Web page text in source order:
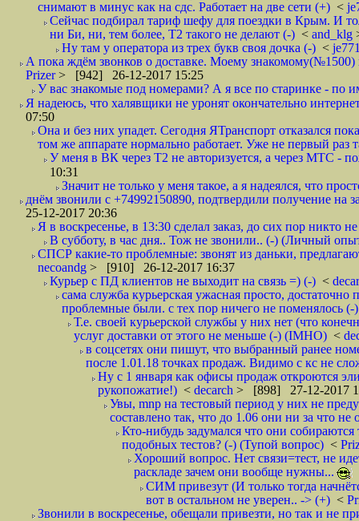
снимают в минус как на сдс. Работает на две сети (+) <
Сейчас подбирал тариф шефу для поездки в Крым. И
ни Би, ни, тем более, Т2 такого не делают (-) < and_klg
Ну там у оператора из трех букв своя дочка (-) <
А пока ждём звонков о доставке. Моему знакомому(№1500)
Prizer> [942] 26-12-2017 15:25
У вас знакомые под номерами? А я все по старинке - по
Я надеюсь, что халявщики не уронят окончательно
07:50
Она и без них упадет. Сегодня ЯТранспорт отказался
том же аппарате нормально работает. Уже не первый раз
У меня в ВК через Т2 не авторизуется, а через МТС -
10:31
Значит не только у меня такое, а я надеялся, что
днём звонили с +74992150890, подтвердили получение на
25-12-2017 20:36
Я в воскресенье, в 13:30 сделал заказ, до сих пор никто
В субботу, в час дня.. Тож не звонили.. (-) (Личный
СПСР какие-то проблемные: звонят из даньки,
necoandg > [910] 26-12-2017 16:37
Курьер с ПД клиентов не выходит на связь =) (-) <
сама служба курьерская ужасная просто,
проблемные были. с тех пор ничего не поменялось (-)
Т.е. своей курьерской службы у них нет (что
услуг доставки от этого не меньше (-) (IMHO) <
в соцсетях они пишут, что выбранный ранее
после 1.01.18 точках продаж. Видимо с кс не
Ну с 1 января как офисы продаж откроются
рукопожатие!) < decarch > [898] 27-12-2017
Увы, mnp на тестовый период у них не
составлено так, что до 1.06 они ни за что не
Кто-нибудь задумался что они
подобных тестов? (-) (Тупой вопрос) <
Хороший вопрос. Нет связи=тест, не
раскладе зачем они вообще нужны...
СИМ привезут (И только тогда
вот в остальном не уверен.. -> (+) <
Звонили в воскресенье, обещали привезти, но так и не